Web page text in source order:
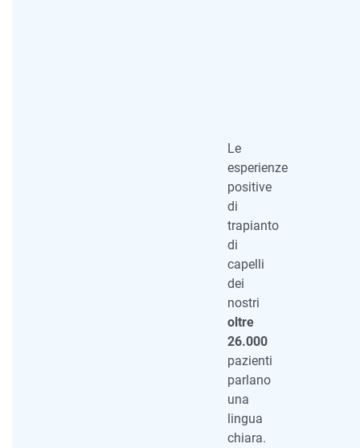
Le
esperienze
positive
di
trapianto
di
capelli
dei
nostri
oltre
26.000
pazienti
parlano
una
lingua
chiara.